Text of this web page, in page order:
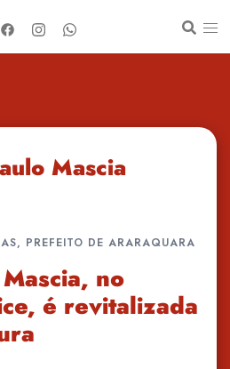
Mascia
, PREFEITO DE ARARAQUARA
no
é revitalizada